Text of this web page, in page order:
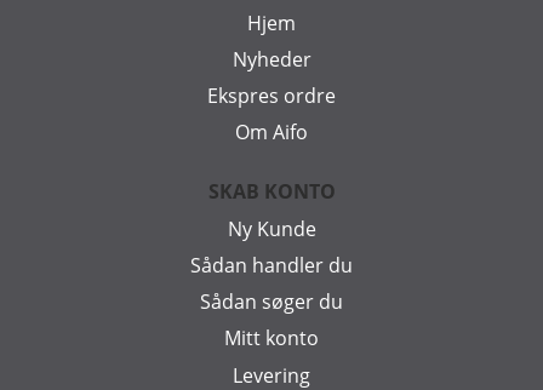
Hjem
Nyheder
Ekspres ordre
Om Aifo
SKAB KONTO
Ny Kunde
Sådan handler du
Sådan søger du
Mitt konto
Levering